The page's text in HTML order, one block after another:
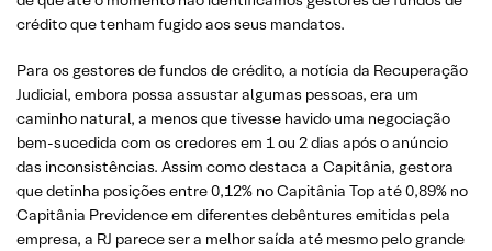
crédito que tenham fugido aos seus mandatos.
Para os gestores de fundos de crédito, a notícia da Recuperação
Judicial, embora possa assustar algumas pessoas, era um
caminho natural, a menos que tivesse havido uma negociação
bem-sucedida com os credores em 1 ou 2 dias após o anúncio
das inconsistências. Assim como destaca a Capitânia, gestora
que detinha posições entre 0,12% no Capitânia Top até 0,89% no
Capitânia Previdence em diferentes debêntures emitidas pela
empresa, a RJ parece ser a melhor saída até mesmo pelo grande